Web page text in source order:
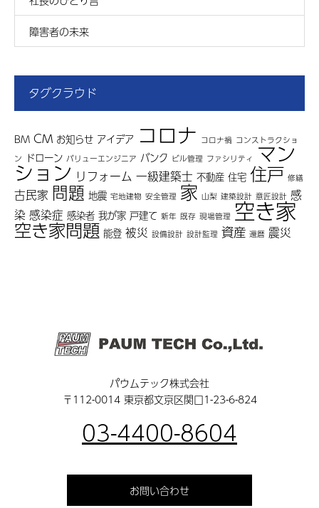
障害者の未来
タグクラウド
BM CM お知らせ アイデア コロナ コロナ禍 コンストラクショ
ン ドローン バリューエンジニア バンク ビル管理 ファシリティ マン
ション リフォーム 一級建築士 不動産 住宅 住戸 修繕
古民家 問題 地震 宅地建物 安全管理 家 山梨 建築設計 意匠設計 感
染 感染症 感染者 我が家 戸建て 新年 既存 現場管理 空き家
空き家問題 能登 被災 設備設計 設計監理 資産 還暦 震災
パウムテック株式会社
〒112-0014 東京都文京区関口1-23-6-824
03-4400-8604
お問い合わせ